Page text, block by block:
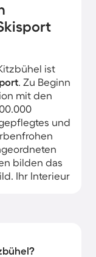
ist
. Zu Beginn
mit den
und
bilden das
Ihr Interieur